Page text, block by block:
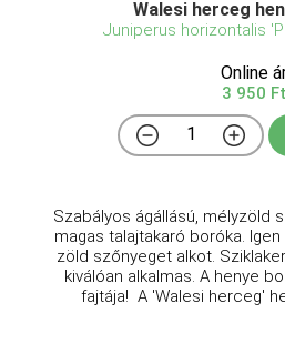
Walesi herceg
Juniperus horizontalis
Online
3 950 Ft
Szabályos ágállású, mélyzöld
magas talajtakaró boróka.
zöld szőnyeget alkot.
kiválóan alkalmas. A henye
fajtája! A 'Walesi herceg'